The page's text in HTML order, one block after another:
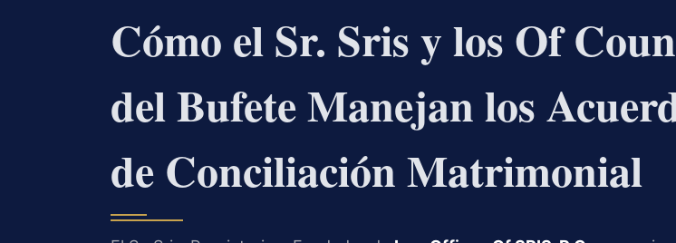
Cómo el Sr. Sris y los Of
del Bufete Manejan los
de Conciliación Matrimonial